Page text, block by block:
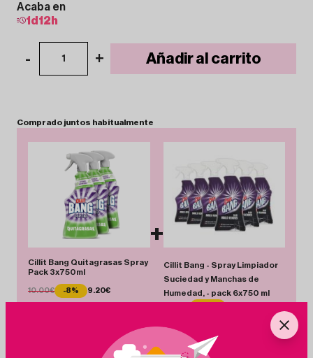
Acaba en
1 d 12 h
- 1 + Añadir al carrito
Comprado juntos habitualmente
Cillit Bang Quitagrasas Spray
Pack 3x750ml
10.00€ -8% 9.20€
+
Cillit Bang - Spray Limpiador
Suciedad y Manchas de
Humedad, - pack 6x750 ml
Total 23.35 € Añadir Pack